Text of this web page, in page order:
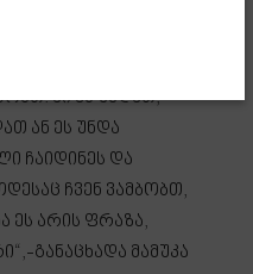
აი ეს უნდათ,
ან ეს უნდა
ჩაიდინეს და
ჩვენ ვამბობთ,
ეს არის ფრაზა,
განაცხადა მამუკა